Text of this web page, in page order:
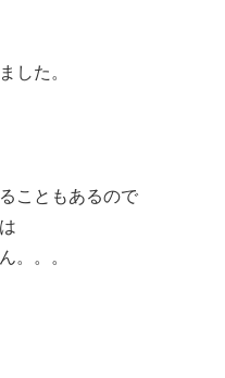
した。
こともあるので
。。。